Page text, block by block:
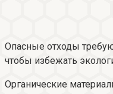
Опасные отходы
чтобы избежать
Органические